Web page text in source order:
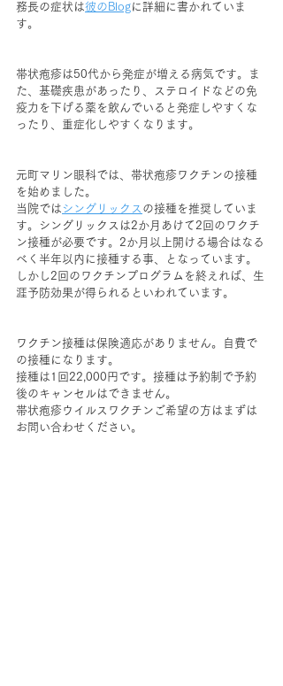
務長の症状は彼のBlogに詳細に書かれていま
す。
帯状疱疹は50代から発症が増える病気です。ま
た、基礎疾患があったり、ステロイドなどの免
疫力を下げる薬を飲んでいると発症しやすくな
ったり、重症化しやすくなります。
元町マリン眼科では、帯状疱疹ワクチンの接種
を始めました。
当院では シングリックス の接種を推奨していま
す。シングリックスは2か月あけて2回のワクチ
ン接種が必要です。2か月以上開ける場合はなる
べく半年以内に接種する事、となっています。
しかし2回のワクチンプログラムを終えれば、生
涯予防効果が得られるといわれています。
ワクチン接種は保険適応がありません。自費で
の接種になります。
接種は1回22,000円です。接種は予約制で予約
後のキャンセルはできません。
帯状疱疹ウイルスワクチンご希望の方はまずは
お問い合わせください。